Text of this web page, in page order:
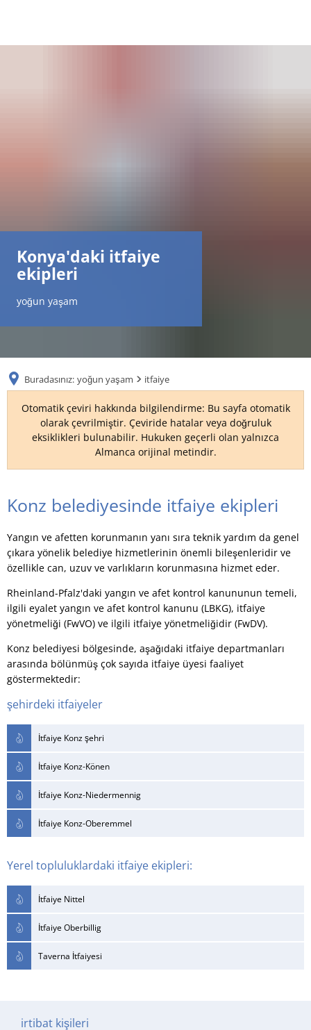
Konya'daki itfaiye
ekipleri
yoğun yaşam
Buradasınız: yoğun yaşam itfaiye
Otomatik çeviri hakkında bilgilendirme: Bu sayfa otomatik
olarak çevrilmiştir. Çeviride hatalar veya doğruluk
eksiklikleri bulunabilir. Hukuken geçerli olan yalnızca
Almanca orijinal metindir.
itfaiye
Konz belediyesinde itfaiye ekipleri
Yangın ve afetten korunmanın yanı sıra teknik yardım da genel
çıkara yönelik belediye hizmetlerinin önemli bileşenleridir ve
özellikle can, uzuv ve varlıkların korunmasına hizmet eder.
Rheinland-Pfalz'daki yangın ve afet kontrol kanununun temeli,
ilgili eyalet yangın ve afet kontrol kanunu (LBKG), itfaiye
yönetmeliği (FwVO) ve ilgili itfaiye yönetmeliğidir (FwDV).
Konz belediyesi bölgesinde, aşağıdaki itfaiye departmanları
arasında bölünmüş çok sayıda itfaiye üyesi faaliyet
göstermektedir:
şehirdeki itfaiyeler
İtfaiye Konz şehri
İtfaiye Konz-Könen
İtfaiye Konz-Niedermennig
İtfaiye Konz-Oberemmel
Yerel topluluklardaki itfaiye ekipleri:
İtfaiye Nittel
İtfaiye Oberbillig
Taverna İtfaiyesi
irtibat kişileri